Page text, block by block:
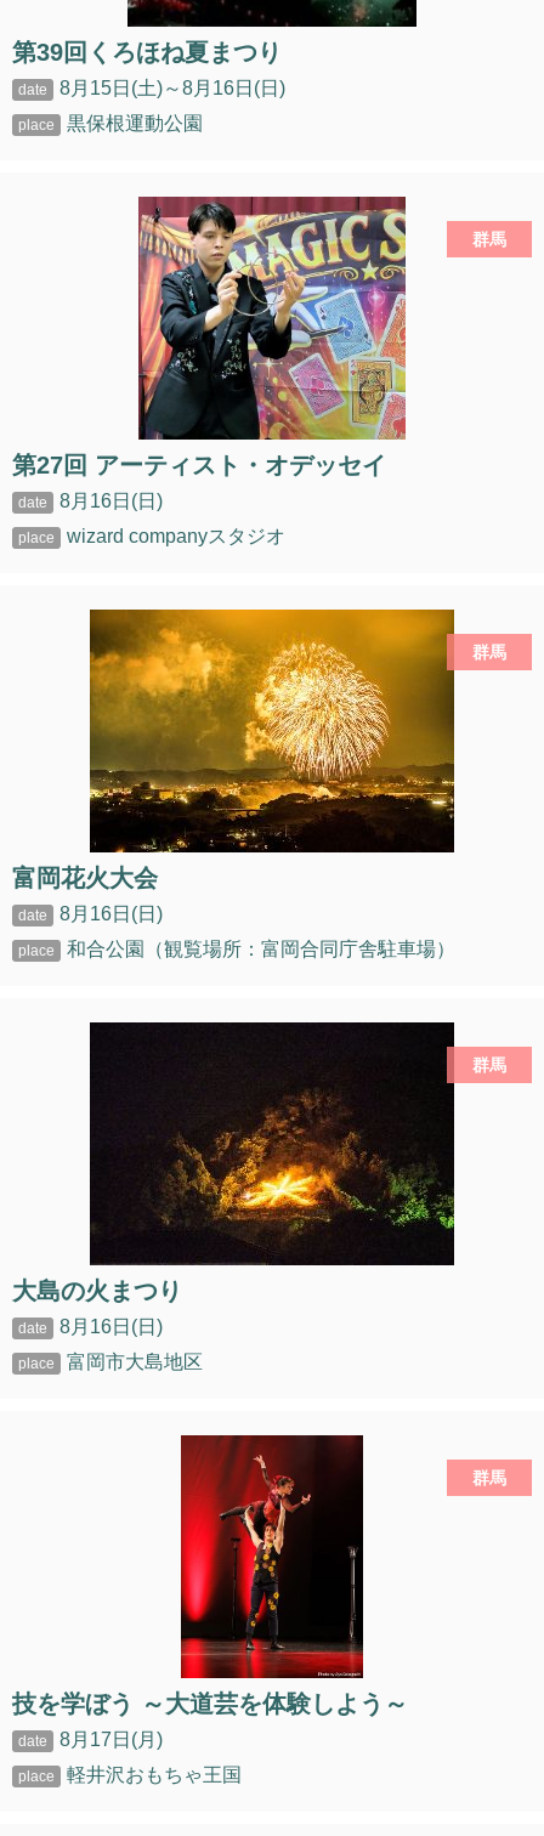
第39回くろほね夏まつり
8月15日(土)～8月16日(日)
黒保根運動公園
群馬
第27回 アーティスト・オデッセイ
8月16日(日)
wizard companyスタジオ
群馬
富岡花火大会
8月16日(日)
和合公園（観覧場所：富岡合同庁舎駐車場）
群馬
大島の火まつり
8月16日(日)
富岡市大島地区
群馬
技を学ぼう ～大道芸を体験しよう～
8月17日(月)
軽井沢おもちゃ王国